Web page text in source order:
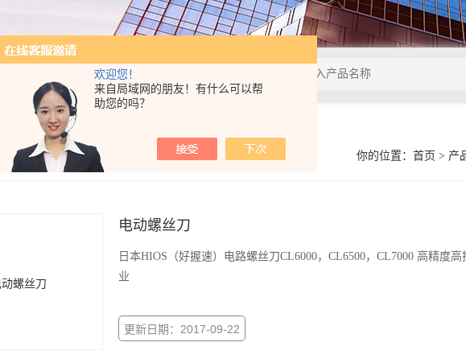
欢迎您！
来自局域网的朋友！有什么可以帮
助您的吗？
你的位置： 首页 > 产
电动螺丝刀
日本HIOS（好握速）电路螺丝刀CL6000，CL6500，CL7000 高精度
业
更新日期：2017-09-22